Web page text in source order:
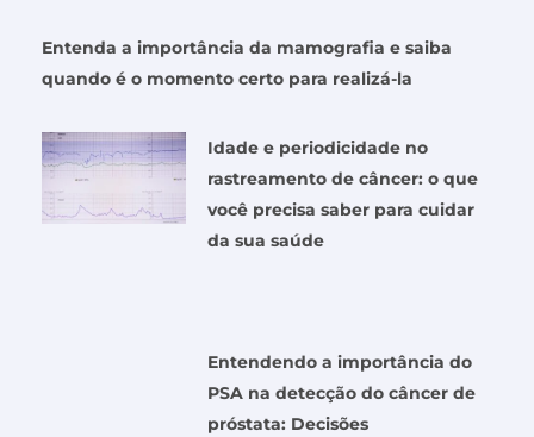
Entenda a importância da mamografia e saiba
quando é o momento certo para realizá-la
Idade e periodicidade no
rastreamento de câncer: o que
você precisa saber para cuidar
da sua saúde
Entendendo a importância do
PSA na detecção do câncer de
próstata: Decisões